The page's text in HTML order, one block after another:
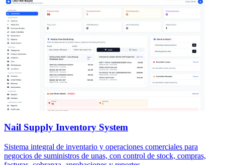
Nail Supply Inventory System
Sistema integral de inventario y operaciones comerciales para
negocios de suministros de unas, con control de stock, compras,